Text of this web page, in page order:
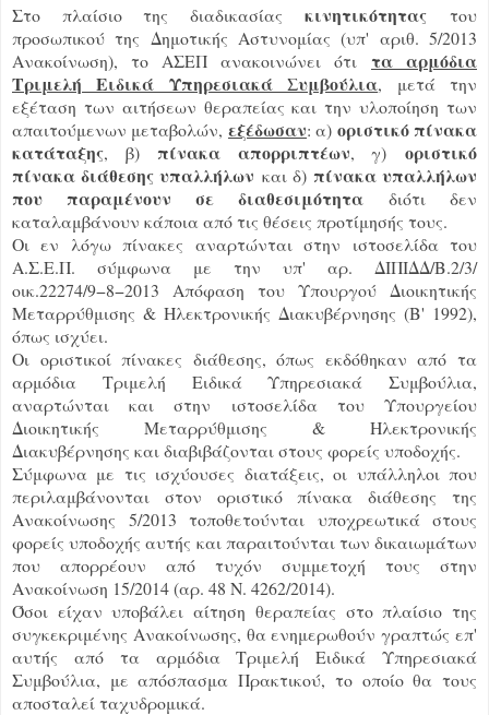
Στο πλαίσιο της διαδικασίαςκινητικότητας του
προσωπικού της Δημοτικής Αστυνομίας (υπ' αριθ. 5/2013
Ανακοίνωση), το ΑΣΕΠ ανακοινώνει ότι τα αρμόδια
Τριμελή Ειδικά Υπηρεσιακά Συμβούλια, μετά την
εξέταση των αιτήσεων θεραπείας και την υλοποίηση των
απαιτούμενων μεταβολών, εξέδωσαν: α) οριστικό πίνακα
κατάταξης, β) πίνακα απορριπτέων, γ)οριστικό
πίνακα διάθεσης υπαλλήλων και δ) πίνακα υπαλλήλων
που παραμένουν σε διαθεσιμότητα διότι δεν
καταλαμβάνουν κάποια από τις θέσεις προτίμησής τους.
Οι εν λόγω πίνακες αναρτώνται στην ιστοσελίδα του
Α.Σ.Ε.Π. σύμφωνα με την υπ' αρ. ΔΙΠΙΔΔ/Β.2/3/
οικ.22274/9−8−2013 Απόφαση του Υπουργού Διοικητικής
Μεταρρύθμισης & Ηλεκτρονικής Διακυβέρνησης (Β' 1992),
όπως ισχύει.
Οι οριστικοί πίνακες διάθεσης, όπως εκδόθηκαν από τα
αρμόδια Τριμελή Ειδικά Υπηρεσιακά Συμβούλια,
αναρτώνται και στην ιστοσελίδα του Υπουργείου
Διοικητικής Μεταρρύθμισης & Ηλεκτρονικής
Διακυβέρνησης και διαβιβάζονται στους φορείς υποδοχής.
Σύμφωνα με τις ισχύουσες διατάξεις, οι υπάλληλοι που
περιλαμβάνονται στον οριστικό πίνακα διάθεσης της
Ανακοίνωσης 5/2013 τοποθετούνται υποχρεωτικά στους
φορείς υποδοχής αυτής και παραιτούνται των δικαιωμάτων
που απορρέουν από τυχόν συμμετοχή τους στην
Ανακοίνωση 15/2014 (αρ. 48 Ν. 4262/2014).
Όσοι είχαν υποβάλει αίτηση θεραπείας στο πλαίσιο της
συγκεκριμένης Ανακοίνωσης, θα ενημερωθούν γραπτώς επ'
αυτής από τα αρμόδια Τριμελή Ειδικά Υπηρεσιακά
Συμβούλια, με απόσπασμα Πρακτικού, το οποίο θα τους
αποσταλεί ταχυδρομικά.